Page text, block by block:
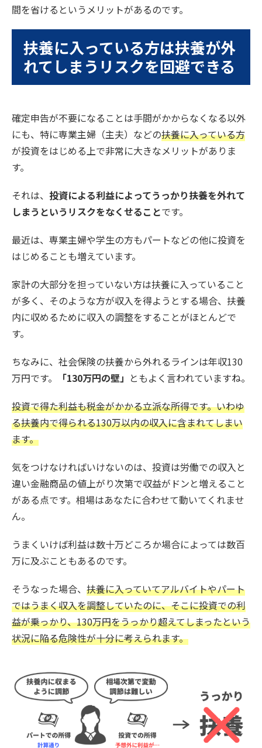
間を省けるというメリットがあるのです。
扶養に入っている方は扶養が外
れてしまうリスクを回避できる
確定申告が不要になることは手間がかからなくなる以外
にも、特に専業主婦（主夫）などの扶養に入っている方
が投資をはじめる上で非常に大きなメリットがありま
す。
それは、 投資による利益によってうっかり扶養を外れて
しまうというリスクをなくせることです。
最近は、専業主婦や学生の方もパートなどの他に投資を
はじめることも増えています。
家計の大部分を担っていない方は扶養に入っていること
が多く、そのような方が収入を得ようとする場合、扶養
内に収めるために収入の調整をすることがほとんどで
す。
ちなみに、社会保険の扶養から外れるラインは年収130
万円です。
「130万円の壁」 ともよく言われていますね。
投資で得た利益も税金がかかる立派な所得です。いわゆ
る扶養内で得られる130万以内の収入に含まれてしまい
ます。
気をつけなければいけないのは、投資は労働での収入と
違い金融商品の値上がり次第で収益がドンと増えること
がある点です。相場はあなたに合わせて動いてくれませ
ん。
うまくいけば利益は数十万どころか場合によっては数百
万に及ぶこともあるのです。
そうなった場合、 扶養に入っていてアルバイトやパート
ではうまく収入を調整していたのに、そこに投資での利
益が乗っかり、130万円をうっかり超えてしまったという
状況に陥る危険性が十分に考えられます。